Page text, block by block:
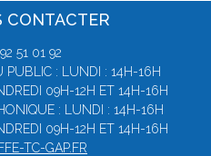
CONTACTER
51 01 92
PUBLIC : LUNDI : 14H-16H
09H-12H ET 14H-16H
: LUNDI : 14H-16H
09H-12H ET 14H-16H
TC-GAP.FR